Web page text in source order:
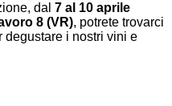
dal 7 al 10 aprile
8 (VR), potrete trovarci
degustare i nostri vini e